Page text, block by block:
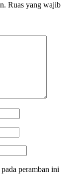
Ruas yang wajib
peramban ini